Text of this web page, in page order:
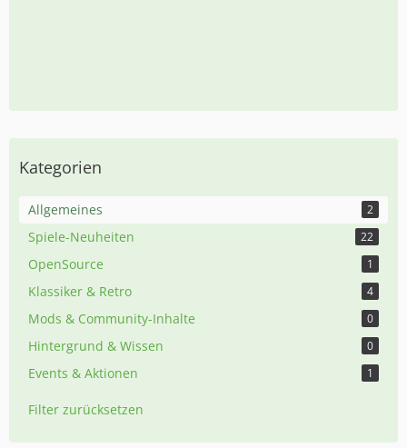
Kategorien
Allgemeines 2
Spiele-Neuheiten 22
OpenSource 1
Klassiker & Retro 4
Mods & Community-Inhalte 0
Hintergrund & Wissen 0
Events & Aktionen 1
Filter zurücksetzen